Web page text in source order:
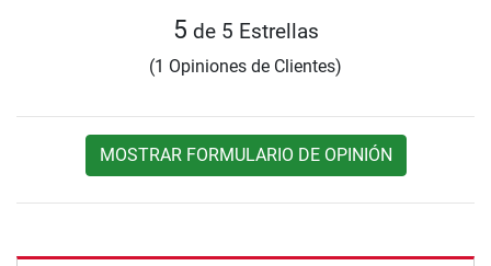
5 de 5 Estrellas
(1 Opiniones de Clientes)
MOSTRAR FORMULARIO DE OPINIÓN